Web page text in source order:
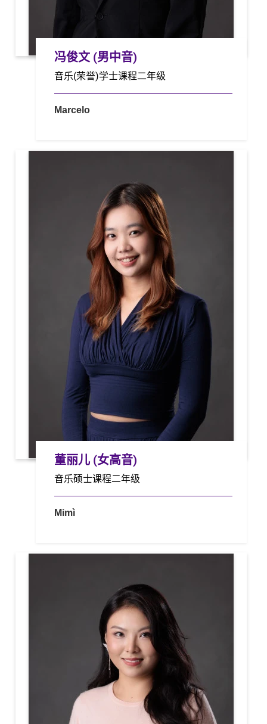
冯俊文 (男中音)
音乐(荣誉)学士课程二年级
Marcelo
董丽儿 (女高音)
音乐硕士课程二年级
Mimì